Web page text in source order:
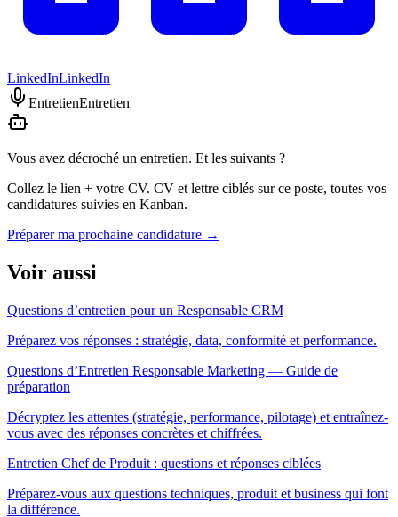
LinkedInLinkedIn
EntretienEntretien
Vous avez décroché un entretien. Et les suivants ?
Collez le lien + votre CV. CV et lettre ciblés sur ce poste, toutes vos
candidatures suivies en Kanban.
Préparer ma prochaine candidature →
Voir aussi
Questions d’entretien pour un Responsable CRM
Préparez vos réponses : stratégie, data, conformité et performance.
Questions d’Entretien Responsable Marketing — Guide de
préparation
Décryptez les attentes (stratégie, performance, pilotage) et entraînez-
vous avec des réponses concrètes et chiffrées.
Entretien Chef de Produit : questions et réponses ciblées
Préparez-vous aux questions techniques, produit et business qui font
la différence.